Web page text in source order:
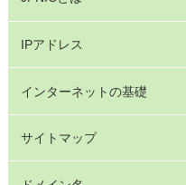
IPアドレス
インターネットの基礎
サイトマップ